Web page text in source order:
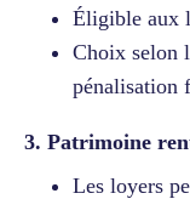
Éligible aux
Choix selon
pénalisation
3. Patrimoine
Les loyers